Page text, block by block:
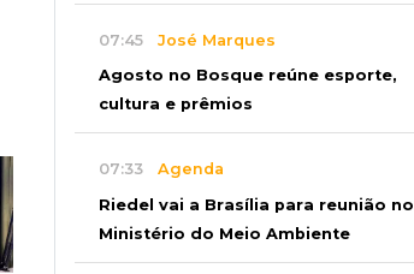
07:45 José Marques
Agosto no Bosque reúne esporte,
cultura e prêmios
07:33 Agenda
Riedel vai a Brasília para reunião no
Ministério do Meio Ambiente